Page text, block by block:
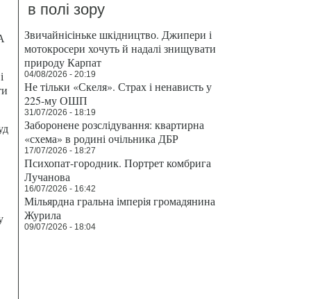
в полі зору
Звичайнісіньке шкідництво. Джипери і
мотокросери хочуть й надалі знищувати
природу Карпат
04/08/2026 - 20:19
Не тільки «Скеля». Страх і ненависть у
225-му ОШП
31/07/2026 - 18:19
Заборонене розслідування: квартирна
«схема» в родині очільника ДБР
17/07/2026 - 18:27
Психопат-городник. Портрет комбрига
Лучанова
16/07/2026 - 16:42
Мільярдна гральна імперія громадянина
Журила
09/07/2026 - 18:04